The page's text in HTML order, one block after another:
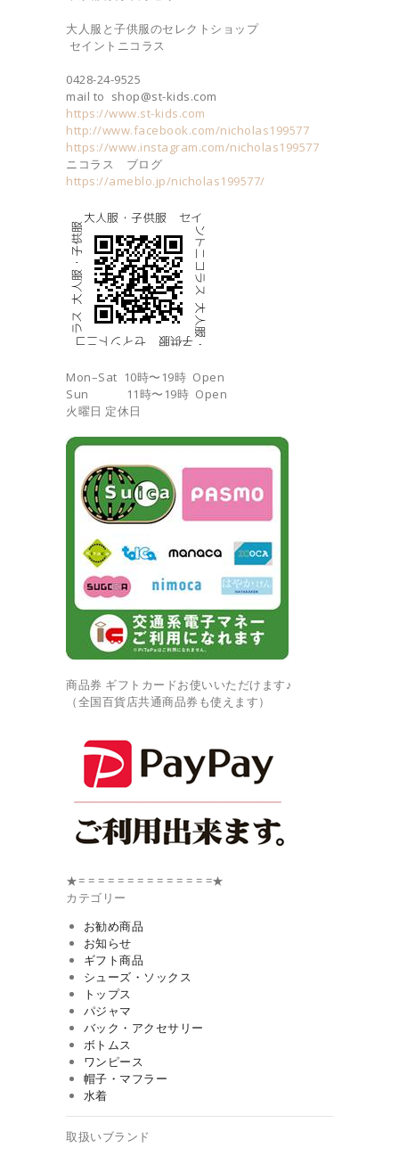
大人服と子供服のセレクトショップ
セイントニコラス
0428-24-9525
mail to shop@st-kids.com
https://www.st-kids.com
http://www.facebook.com/nicholas199577
https://www.instagram.com/nicholas199577
ニコラス ブログ
https://ameblo.jp/nicholas199577/
Mon–Sat 10時〜19時 Open
Sun 11時〜19時 Open
火曜日 定休日
商品券 ギフトカードお使いいただけます♪
（全国百貨店共通商品券も使えます）
★= = = = = = = = = = = = = =★
カテゴリー
お勧め商品
お知らせ
ギフト商品
シューズ・ソックス
トップス
パジャマ
バック・アクセサリー
ボトムス
ワンピース
帽子・マフラー
水着
取扱いブランド